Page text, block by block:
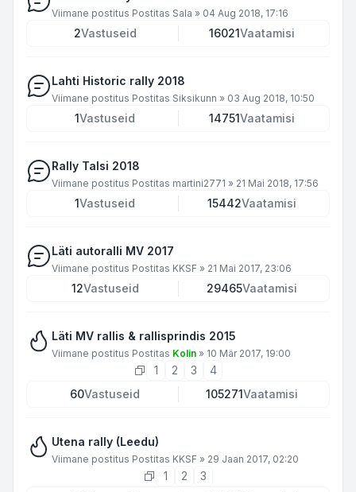
Viimane postitus Postitas Sala » 04 Aug 2018, 17:16
2Vastuseid 16021Vaatamisi
Lahti Historic rally 2018
Viimane postitus Postitas Siksikunn » 03 Aug 2018, 10:50
1Vastuseid 14751Vaatamisi
Rally Talsi 2018
Viimane postitus Postitas martini2771 » 21 Mai 2018, 17:56
1Vastuseid 15442Vaatamisi
Läti autoralli MV 2017
Viimane postitus Postitas KKSF » 21 Mai 2017, 23:06
12Vastuseid 29465Vaatamisi
Läti MV rallis & rallisprindis 2015
Viimane postitus Postitas Kolin » 10 Mär 2017, 19:00
1 2 3
4
60Vastuseid 105271Vaatamisi
Utena rally (Leedu)
Viimane postitus Postitas KKSF » 29 Jaan 2017, 02:20
1 2
3